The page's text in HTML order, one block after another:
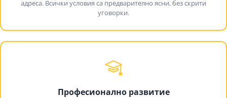
адреса. Всички условия са предварително ясни, без скрити
уговорки.
Професионално развитие